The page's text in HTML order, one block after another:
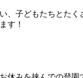
、子どもたちとたく
す！